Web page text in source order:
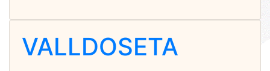
VALLDOSETA